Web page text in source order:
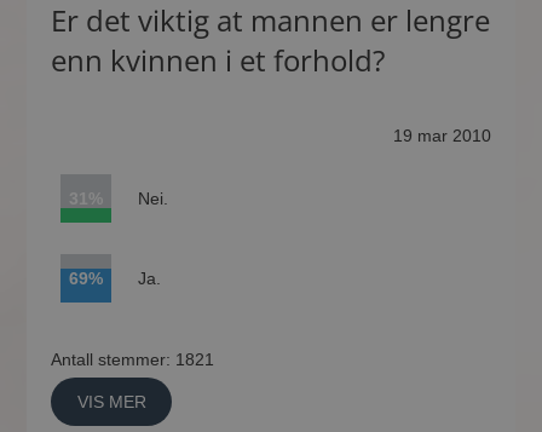
Er det viktig at mannen er lengre
enn kvinnen i et forhold?
19 mar 2010
31% Nei.
69% Ja.
Antall stemmer: 1821
VIS MER